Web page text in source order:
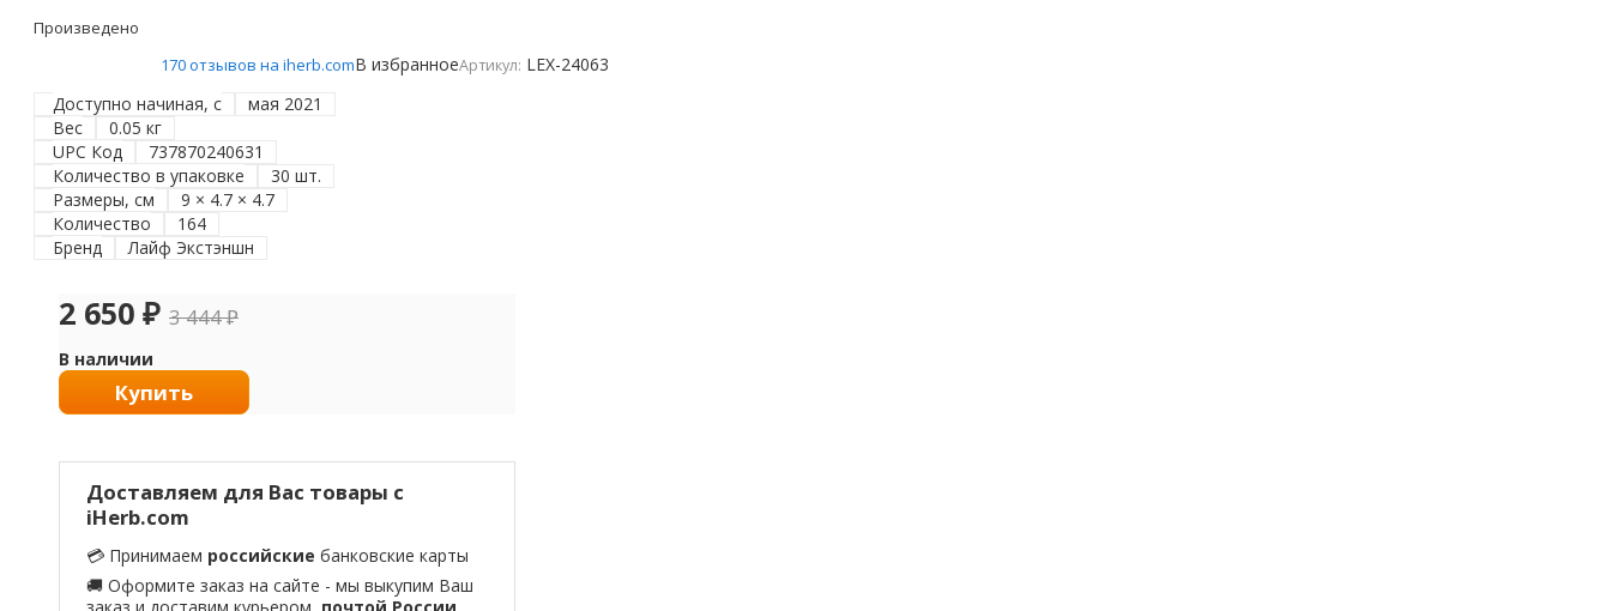
Произведено
170 отзывов на iherb.comВ избранноеАртикул: LEX-24063
Доступно начиная, с
мая 2021
Вес
0.05 кг
UPC Код
737870240631
Количество в упаковке
30 шт.
Размеры, см
9 × 4.7 × 4.7
Количество
164
Бренд
Лайф Экстэншн
2 650 ₽ 3 444₽
В наличии
Купить
Доставляем для Вас товары с
iHerb.com
💳 Принимаем российские банковские карты
🚚 Оформите заказ на сайте - мы выкупим Ваш